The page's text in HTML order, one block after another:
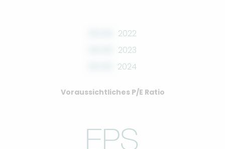
2022
2023
2024
Voraussichtliches P/E Ratio